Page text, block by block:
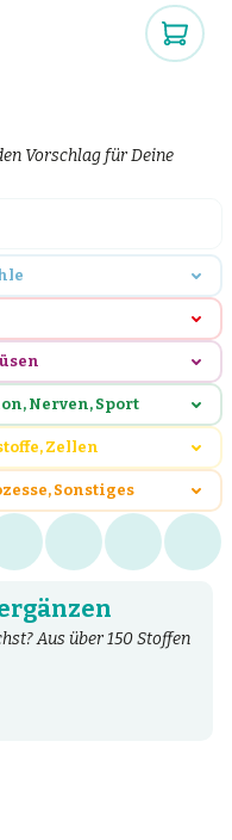
Vorschlag für Deine
Nerven, Sport
Zellen
Sonstiges
Aus über 150 Stoffen